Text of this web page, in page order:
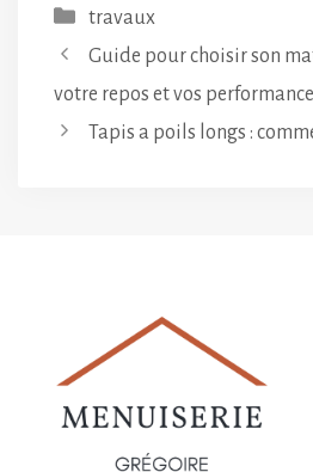
Catégories
travaux
Guide pour choisir son
votre repos et vos
Tapis a poils longs :